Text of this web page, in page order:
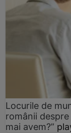
Locurile de
românii
mai avem?”